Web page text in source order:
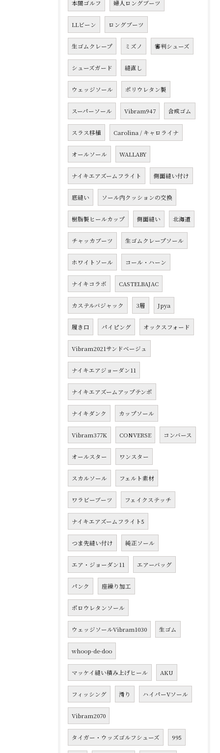
本間ゴルフ 婦人ロングブーツ
LLビーン ロングブーツ
生ゴムクレープ ミズノ 審判シューズ
シューズガード 縫直し
ウェッジソール ポリウレタン製
スーパーソール Vibram947 合成ゴム
スラス移植 Carolina / キャロライナ
オールソール WALLABY
ナイキエアズームフライト 側面縫い付け
底縫い ソール内クッションの交換
樹脂製ヒールカップ 側面縫い 北海道
チャッカブーツ 生ゴムクレープソール
ホワイトソール コール・ハーン
ナイキコラボ CASTELBAJAC
カステルバジャック 3層 Jpya
履き口 パイピング オックスフォード
Vibram2021サンドベージュ
ナイキエアジョーダン11
ナイキエアズームアップテンポ
ナイキダンク カップソール
Vibram377K CONVERSE コンバース
オールスター ワンスター
スカルソール フェルト素材
ワラビーブーツ フェイクステッチ
ナイキエアズームフライト5
つま先縫い付け 純正ソール
エア・ジョーダン11 エアーバッグ
パンク 座繰り加工
ポロウレタンソール
ウェッジソールVibram1030 生ゴム
whoop-de-doo
マッケイ縫い積み上げヒール AKU
フィッシング 滑り ハイパーVソール
Vibram2070
タイガー・ウッズゴルフシューズ 995